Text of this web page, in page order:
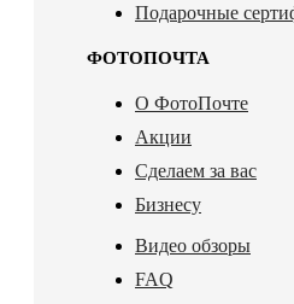
Подарочные
ФОТОПОЧТА
О ФотоПочте
Акции
Сделаем за вас
Бизнесу
Видео обзоры
FAQ